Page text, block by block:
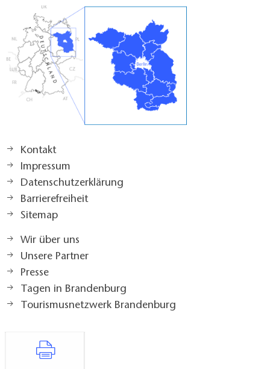
Kontakt
Impressum
Datenschutzerklärung
Barrierefreiheit
Sitemap
Wir über uns
Unsere Partner
Presse
Tagen in Brandenburg
Tourismusnetzwerk Brandenburg